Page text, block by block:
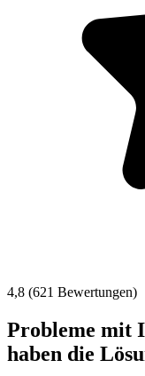
4,8 (621 Bewertungen)
Probleme mit
haben die